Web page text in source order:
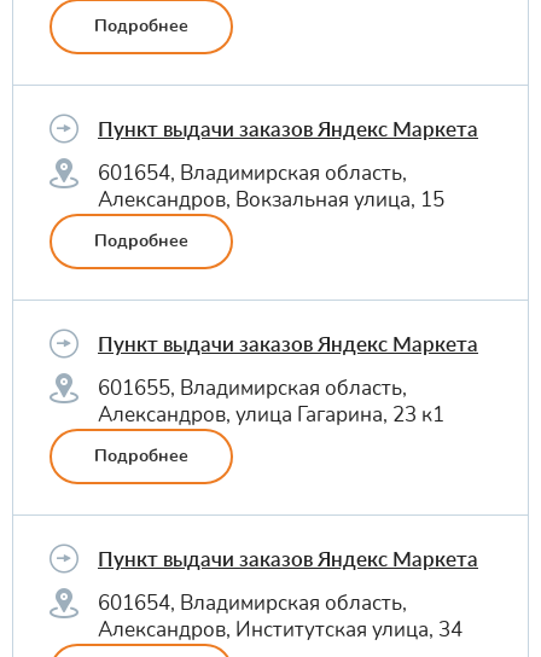
Подробнее
Пункт выдачи заказов Яндекс Маркета
601654, Владимирская область,
Александров, Вокзальная улица, 15
Подробнее
Пункт выдачи заказов Яндекс Маркета
601655, Владимирская область,
Александров, улица Гагарина, 23 к1
Подробнее
Пункт выдачи заказов Яндекс Маркета
601654, Владимирская область,
Александров, Институтская улица, 34